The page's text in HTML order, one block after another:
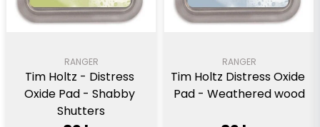
RANGER
Tim Holtz - Distress
Oxide Pad - Shabby
Shutters
RANGER
Tim Holtz Distress Oxide
Pad - Weathered wood